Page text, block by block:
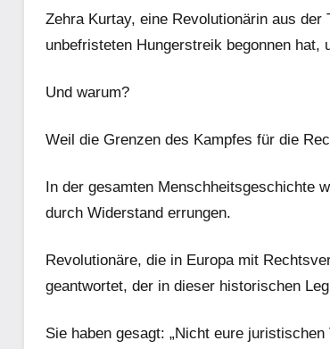
Zehra Kurtay, eine Revolutionärin aus
unbefristeten Hungerstreik begonnen
Und warum?
Weil die Grenzen des Kampfes für die
In der gesamten Menschheitsgeschichte
durch Widerstand errungen.
Revolutionäre, die in Europa mit
geantwortet, der in dieser historischen
Sie haben gesagt: „Nicht eure